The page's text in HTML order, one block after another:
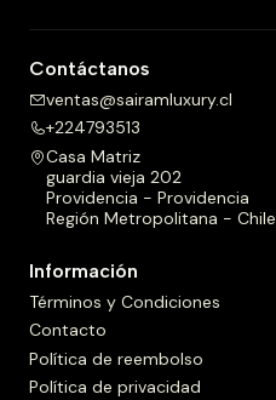
Contáctanos
ventas@sairamluxury.cl
+224793513
Casa Matriz
guardia vieja 202
Providencia - Providencia
Región Metropolitana - Chile
Información
Términos y Condiciones
Contacto
Política de reembolso
Política de privacidad